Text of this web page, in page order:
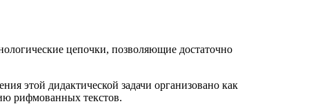
цепочки, позволяющие достаточно
этой дидактической задачи организовано как
рифмованных текстов.